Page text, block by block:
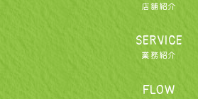
店舗紹介
SERVICE
業務紹介
FLOW